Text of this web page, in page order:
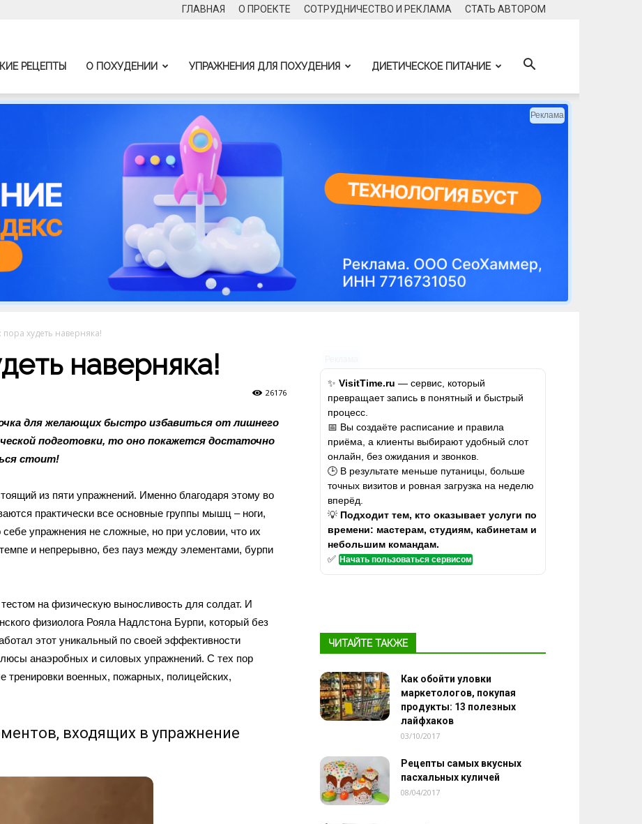
ГЛАВНАЯ О ПРОЕКТЕ СОТРУДНИЧЕСТВО И РЕКЛАМА CТАТЬ АВТОРОМ
РЕЦЕПТЫ О ПОХУДЕНИИ УПРАЖНЕНИЯ ДЛЯ ПОХУДЕНИЯ ДИЕТИЧЕСКОЕ ПИТАНИЕ
Реклама
пора худеть наверняка!
наверняка!
26176
для желающих быстро избавиться от лишнего
подготовки, то оно покажется достаточно
стоит!
из пяти упражнений. Именно благодаря этому во
практически все основные группы мышц – ноги,
упражнения не сложные, но при условии, что их
и непрерывно, без пауз между элементами, бурпи
на физическую выносливость для солдат. И
физиолога Рояла Надлстона Бурпи, который без
этот уникальный по своей эффективности
анаэробных и силовых упражнений. С тех пор
тренировки военных, пожарных, полицейских,
входящих в упражнение
✨ VisitTime.ru — сервис, который
превращает запись в понятный и быстрый
процесс.
📅 Вы создаёте расписание и правила
приёма, а клиенты выбирают удобный слот
онлайн, без ожидания и звонков.
🕒 В результате меньше путаницы, больше
точных визитов и ровная загрузка на неделю
вперёд.
💡 Подходит тем, кто оказывает услуги по
времени: мастерам, студиям, кабинетам и
небольшим командам.
✅ Начать пользоваться сервисом
ЧИТАЙТЕ ТАКЖЕ
Как обойти уловки
маркетологов, покупая
продукты: 13 полезных
лайфхаков
03/10/2017
Рецепты самых вкусных
пасхальных куличей
08/04/2017